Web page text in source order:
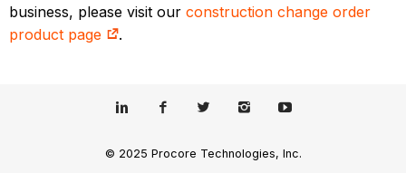
business, please visit ourconstruction change order
product page
.
© 2025 Procore Technologies, Inc.